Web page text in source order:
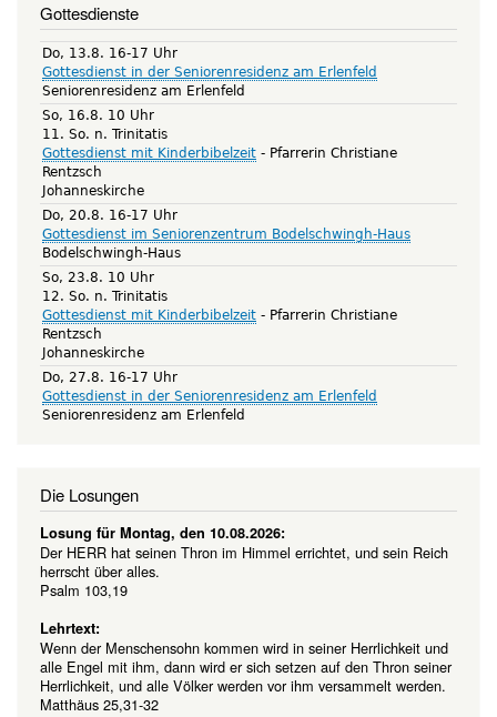
Gottesdienste
Do, 13.8. 16-17 Uhr
Gottesdienst in der Seniorenresidenz am Erlenfeld
Seniorenresidenz am Erlenfeld
So, 16.8. 10 Uhr
11. So. n. Trinitatis
Gottesdienst mit Kinderbibelzeit
Pfarrerin Christiane
Rentzsch
Johanneskirche
Do, 20.8. 16-17 Uhr
Gottesdienst im Seniorenzentrum Bodelschwingh-Haus
Bodelschwingh-Haus
So, 23.8. 10 Uhr
12. So. n. Trinitatis
Gottesdienst mit Kinderbibelzeit
Pfarrerin Christiane
Rentzsch
Johanneskirche
Do, 27.8. 16-17 Uhr
Gottesdienst in der Seniorenresidenz am Erlenfeld
Seniorenresidenz am Erlenfeld
Die Losungen
Losung für Montag, den 10.08.2026:
Der HERR hat seinen Thron im Himmel errichtet, und sein Reich
herrscht über alles.
Psalm 103,19
Lehrtext:
Wenn der Menschensohn kommen wird in seiner Herrlichkeit und
alle Engel mit ihm, dann wird er sich setzen auf den Thron seiner
Herrlichkeit, und alle Völker werden vor ihm versammelt werden.
Matthäus 25,31-32